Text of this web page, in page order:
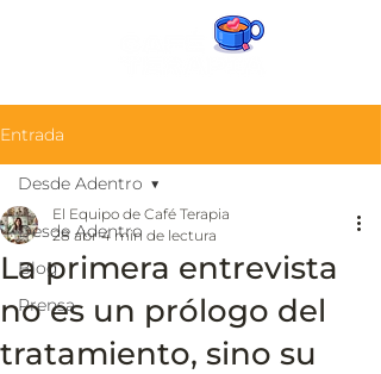
Entrada
Desde Adentro
Blog
Prensa
Desde Adentro
La primera entrevista
no es un prólogo del
tratamiento, sino su
El Equipo de Café Terapia
28 abr 4 min de lectura